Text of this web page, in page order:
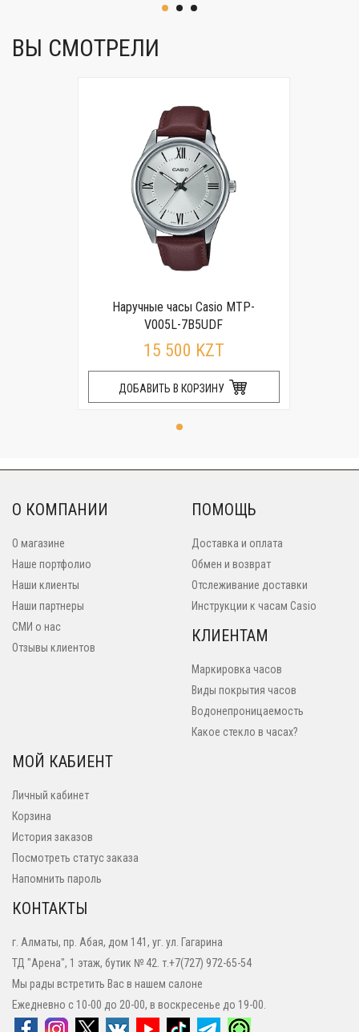
ВЫ СМОТРЕЛИ
Наручные часы Casio MTP-
V005L-7B5UDF
15 500 KZT
ДОБАВИТЬ В КОРЗИНУ
О КОМПАНИИ
О магазине
Наше портфолио
Наши клиенты
Наши партнеры
СМИ о нас
Отзывы клиентов
ПОМОЩЬ
Доставка и оплата
Обмен и возврат
Отслеживание доставки
Инструкции к часам Casio
КЛИЕНТАМ
Маркировка часов
Виды покрытия часов
Водонепроницаемость
Какое стекло в часах?
МОЙ КАБИЕНТ
Личный кабинет
Корзина
История заказов
Посмотреть статус заказа
Напомнить пароль
КОНТАКТЫ
г. Алматы, пр. Абая, дом 141, уг. ул. Гагарина
ТД "Арена", 1 этаж, бутик № 42. т.+7(727) 972-65-54
Мы рады встретить Вас в нашем салоне
Ежедневно с 10-00 до 20-00, в воскресенье до 19-00.